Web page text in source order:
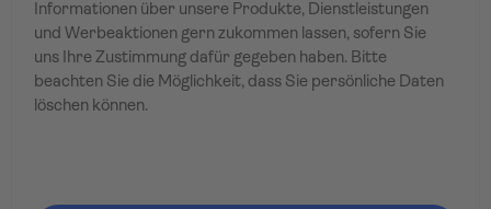
Informationen über unsere Produkte, Dienstleistungen
und Werbeaktionen gern zukommen lassen, sofern Sie
uns Ihre Zustimmung dafür gegeben haben. Bitte
beachten Sie die Möglichkeit, dass Sie persönliche Daten
löschen können.